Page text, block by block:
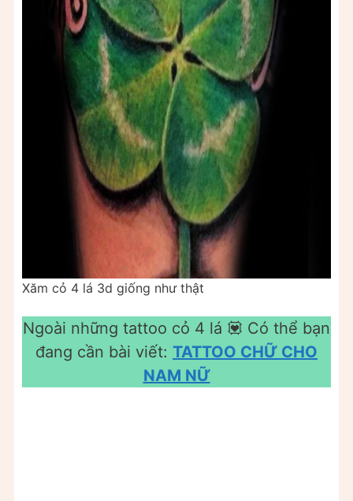
Xăm cỏ 4 lá 3d giống như thật
Ngoài những tattoo cỏ 4 lá 💟 Có thể bạn
đang cần bài viết: TATTOO CHỮ CHO
NAM NỮ